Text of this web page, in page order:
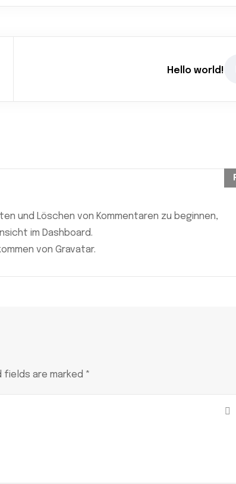
Hello world!
und Löschen von Kommentaren zu beginnen,
im Dashboard.
von Gravatar.
fields are marked *